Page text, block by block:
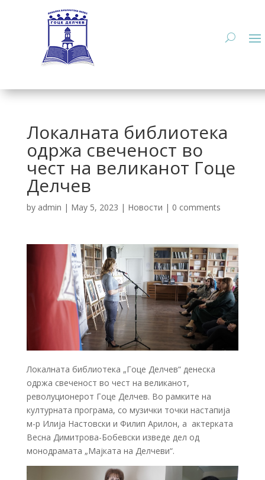
Локалната библиотека
одржа свеченост во
чест на великанот Гоце
Делчев
by admin | May 5, 2023 | Новости | 0 comments
Локалната библиотека „Гоце Делчев“ денеска
одржа свеченост во чест на великанот,
револуционерот Гоце Делчев. Во рамките на
културната програма, со музички точки настапија
м-р Илија Настовски и Филип Арилон, а актерката
Весна Димитрова-Бобевски изведе дел од
монодрамата „Мајката на Делчеви“.